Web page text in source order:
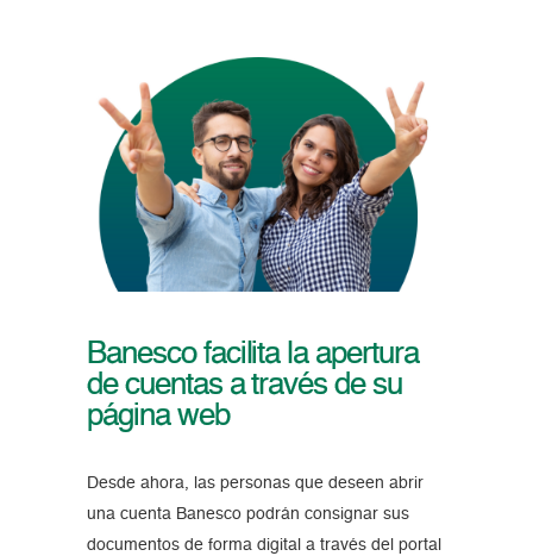
Banesco facilita la apertura
de cuentas a través de su
página web
Desde ahora, las personas que deseen abrir
una cuenta Banesco podrán consignar sus
documentos de forma digital a través del portal